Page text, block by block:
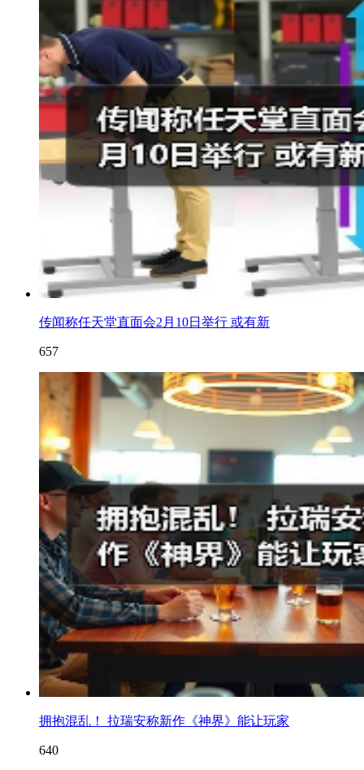
传闻称任天堂直面会2月10日举行 或有新
657
拥抱混乱！ 拉瑞安称新作《神界》能让玩家
640